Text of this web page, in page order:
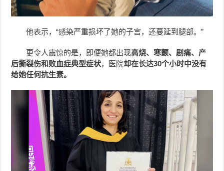
他表示，“感染严重损坏了她的子宫，还蔓延到腿部。”
更令人震惊的是，即便她都出现高烧、寒颤、剧痛、产
后撕裂伤和败血症典型症状，医院却在长达30个小时中没有
给她任何抗生素。